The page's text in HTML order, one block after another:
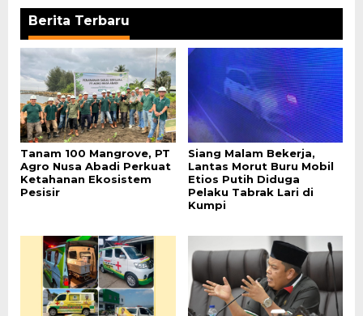
Berita Terbaru
Tanam 100 Mangrove, PT
Agro Nusa Abadi Perkuat
Ketahanan Ekosistem
Pesisir
Siang Malam Bekerja,
Lantas Morut Buru Mobil
Etios Putih Diduga
Pelaku Tabrak Lari di
Kumpi